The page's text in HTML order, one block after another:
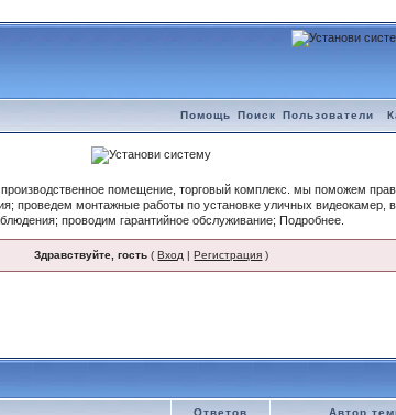
Помощь Поиск Пользователи
помещение, торговый комплекс. мы поможем
проведем монтажные работы по установке уличных
проводим гарантийное обслуживание; Подробнее.
Здравствуйте, гость (Вход |Регистрация )
Ответов Автор